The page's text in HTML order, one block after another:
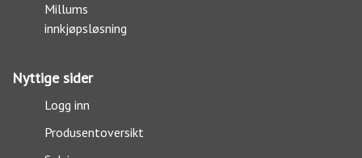
Millums
innkjøpsløsning
Nyttige sider
Logg inn
Produsentoversikt